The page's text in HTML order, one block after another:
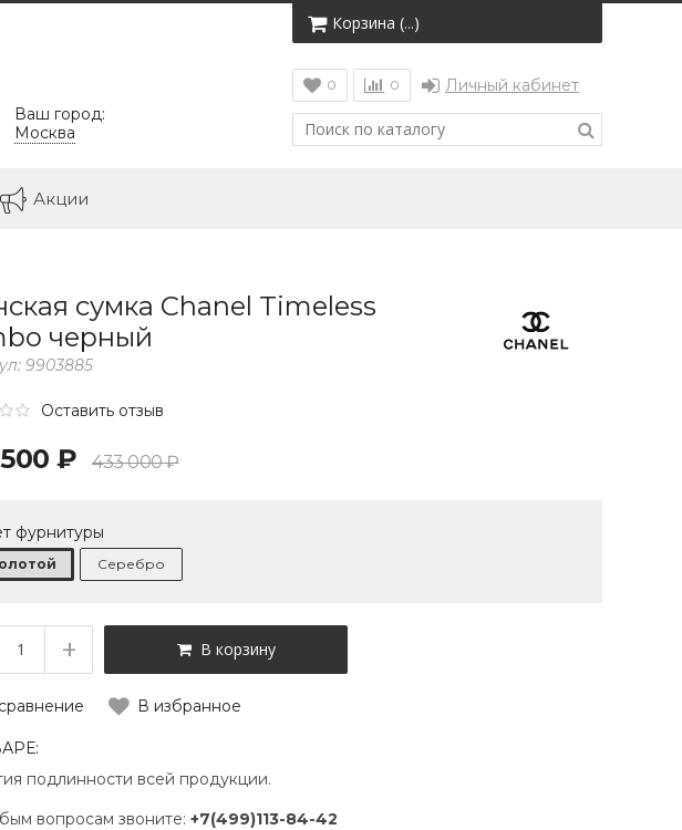
Корзина (…)
Ваш город:
Москва
0 0 Личный кабинет
Акции
сумка Chanel Timeless
черный
9903885
Оставить отзыв
₽ 433 000 ₽
фурнитуры
Серебро
+ В корзину
В избранное
подлинности всей продукции.
вопросам звоните: +7(499)113-84-42